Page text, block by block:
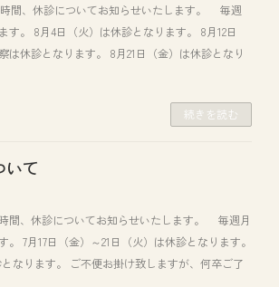
間、休診についてお知らせいたします。 毎週
す。 8月4日（火）は休診となります。 8月12日
は休診となります。 8月21日（金）は休診となり
続きを読む
いて
間、休診についてお知らせいたします。 毎週月
。 7月17日（金）～21日（火）は休診となります。
なります。 ご不便お掛け致しますが、何卒ご了